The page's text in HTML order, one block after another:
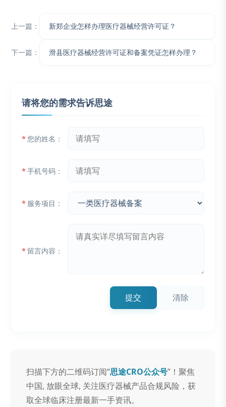
上一篇： 新郑企业怎样办理医疗器械经营许可证？
下一篇： 滑县医疗器械经营许可证和备案凭证怎样办理？
请将您的需求告诉思途
*您的姓名：
*手机号码：
* 服务项目：
* 留言内容：
提交 清除
扫描下方的二维码订阅“思途CRO公众号”！聚焦
中国, 放眼全球, 关注医疗器械产品合规风险，获
取全球临床注册最新一手资讯。